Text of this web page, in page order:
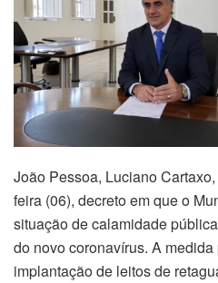
João Pessoa, Luciano
feira (06), decreto em que o
situação de calamidade
do novo coronavírus. A
implantação de leitos de